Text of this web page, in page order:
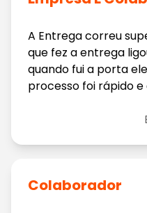
A Entrega correu
que fez a entrega
quando fui a porta
processo foi rápido e
Colaborador